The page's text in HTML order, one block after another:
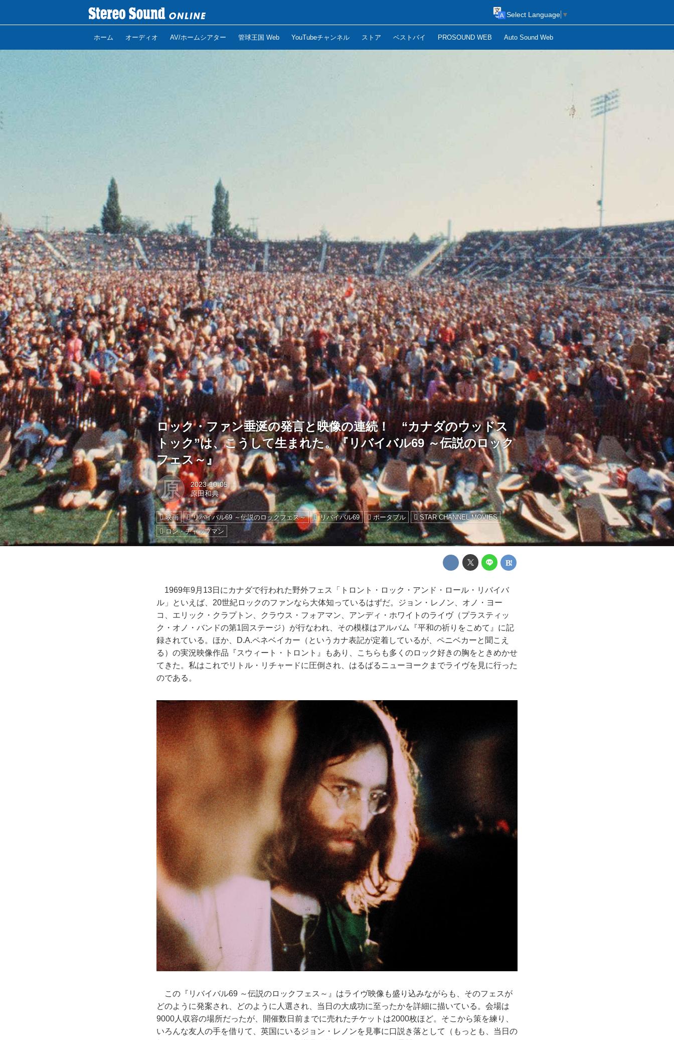
ホーム オーディオ AV/ホームシアター 管球王国 Web YouTubeチャンネル ストア ベストバイ PROSOUND WEB Auto Sound Web
Select Language ▼
ロック・ファン垂涎の発言と映像の連続！ “カナダのウッドス
トック”は、こうして生まれた。『リバイバル69 ～伝説のロック
フェス～』
原
2023-10-05
原田和典
映画 リバイバル69 ～伝説のロックフェス～ リバイバル69 ポータブル
STAR CHANNEL MOVIES
ロン・チャップマン
1969年9月13日にカナダで行われた野外フェス「トロント・ロック・アンド・ロール・リバイバ
ル」といえば、20世紀ロックのファンなら大体知っているはずだ。ジョン・レノン、オノ・ヨー
コ、エリック・クラプトン、クラウス・フォアマン、アンディ・ホワイトのライヴ（プラスティッ
ク・オノ・バンドの第1回ステージ）が行なわれ、その模様はアルバム『平和の祈りをこめて』に記
録されている。ほか、D.A.ペネベイカー（というカナ表記が定着しているが、ペニベカーと聞こえ
る）の実況映像作品『スウィート・トロント』もあり、こちらも多くのロック好きの胸をときめかせ
てきた。私はこれでリトル・リチャードに圧倒され、はるばるニューヨークまでライヴを見に行った
のである。
この『リバイバル69 ～伝説のロックフェス～』はライヴ映像も盛り込みながらも、そのフェスが
どのように発案され、どのように人選され、当日の大成功に至ったかを詳細に描いている。会場は
9000人収容の場所だったが、開催数日前までに売れたチケットは2000枚ほど。そこから策を練り、
いろんな友人の手を借りて、英国にいるジョン・レノンを見事に口説き落として（もっとも、当日の